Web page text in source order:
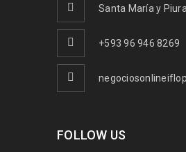
Santa María y Piura
+593 96 946 8269
FOLLOW US